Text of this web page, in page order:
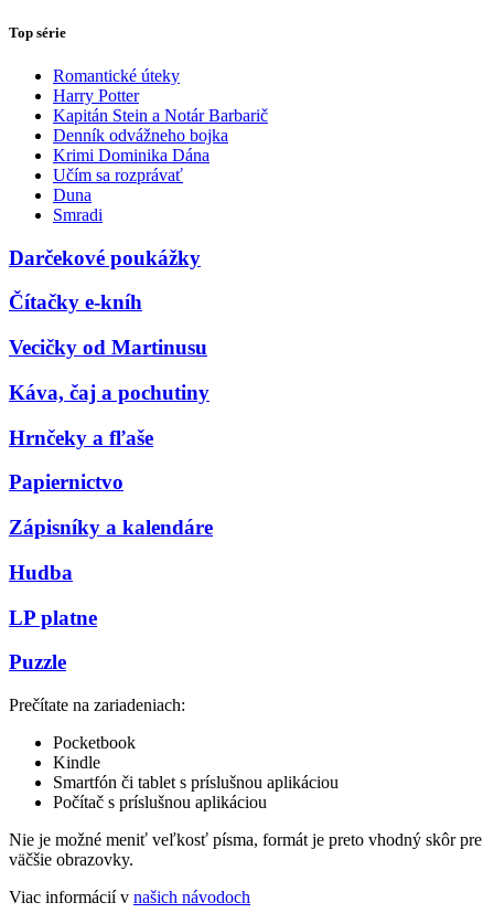
Top série
Romantické úteky
Harry Potter
Kapitán Stein a Notár Barbarič
Denník odvážneho bojka
Krimi Dominika Dána
Učím sa rozprávať
Duna
Smradi
Darčekové poukážky
Čítačky e-kníh
Vecičky od Martinusu
Káva, čaj a pochutiny
Hrnčeky a fľaše
Papiernictvo
Zápisníky a kalendáre
Hudba
LP platne
Puzzle
Prečítate na zariadeniach:
Pocketbook
Kindle
Smartfón či tablet s príslušnou aplikáciou
Počítač s príslušnou aplikáciou
Nie je možné meniť veľkosť písma, formát je preto vhodný skôr pre
väčšie obrazovky.
Viac informácií v našich návodoch